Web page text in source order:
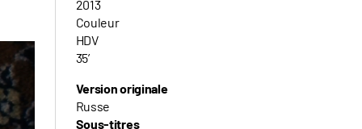
2013
Couleur
HDV
35’
Version originale
Russe
Sous-titres